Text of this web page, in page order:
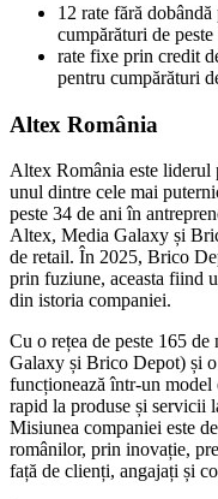
12 rate fără
cumpărături de
rate fixe prin credit
pentru cumpărături
Altex România
Altex România este
unul dintre cele mai
peste 34 de ani în
Altex, Media Galaxy și
de retail. În 2025, Brico
prin fuziune, aceasta fiind
din istoria companiei.
Cu o rețea de peste 165
Galaxy și Brico Depot) și
funcționează într-un
rapid la produse și servicii
Misiunea companiei este
românilor, prin inovație,
față de clienți, angajați și